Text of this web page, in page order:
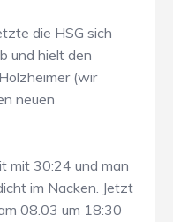
die HSG sich
und hielt den
(wir
neuen
mit 30:24 und man
im Nacken. Jetzt
08.03 um 18:30